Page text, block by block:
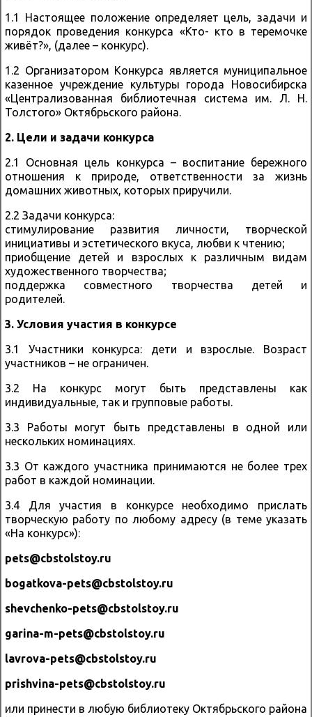
1.1 Настоящее положение определяет цель, задачи и
порядок проведения конкурса «Кто- кто в теремочке
живёт?», (далее – конкурс).
1.2 Организатором Конкурса является муниципальное
казенное учреждение культуры города Новосибирска
«Централизованная библиотечная система им. Л. Н.
Толстого» Октябрьского района.
2. Цели и задачи конкурса
2.1 Основная цель конкурса – воспитание бережного
отношения к природе, ответственности за жизнь
домашних животных, которых приручили.
2.2 Задачи конкурса:
стимулирование развития личности, творческой
инициативы и эстетического вкуса, любви к чтению;
приобщение детей и взрослых к различным видам
художественного творчества;
поддержка совместного творчества детей и
родителей.
3. Условия участия в конкурсе
3.1 Участники конкурса: дети и взрослые. Возраст
участников – не ограничен.
3.2 На конкурс могут быть представлены как
индивидуальные, так и групповые работы.
3.3 Работы могут быть представлены в одной или
нескольких номинациях.
3.3 От каждого участника принимаются не более трех
работ в каждой номинации.
3.4 Для участия в конкурсе необходимо прислать
творческую работу по любому адресу (в теме указать
«На конкурс»):
pets@cbstolstoy.ru
bogatkova-pets@cbstolstoy.ru
shevchenko-pets@cbstolstoy.ru
garina-m-pets@cbstolstoy.ru
lavrova-pets@cbstolstoy.ru
prishvina-pets@cbstolstoy.ru
или принести в любую библиотеку Октябрьского района